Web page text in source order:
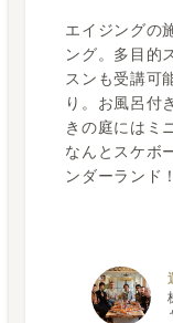
概要
空室状況
フカボリ記
エイジングの
ング。多目的
スンも受講可
り。お風呂付
きの庭にはミ
なんとスケボ
ンダーランド！